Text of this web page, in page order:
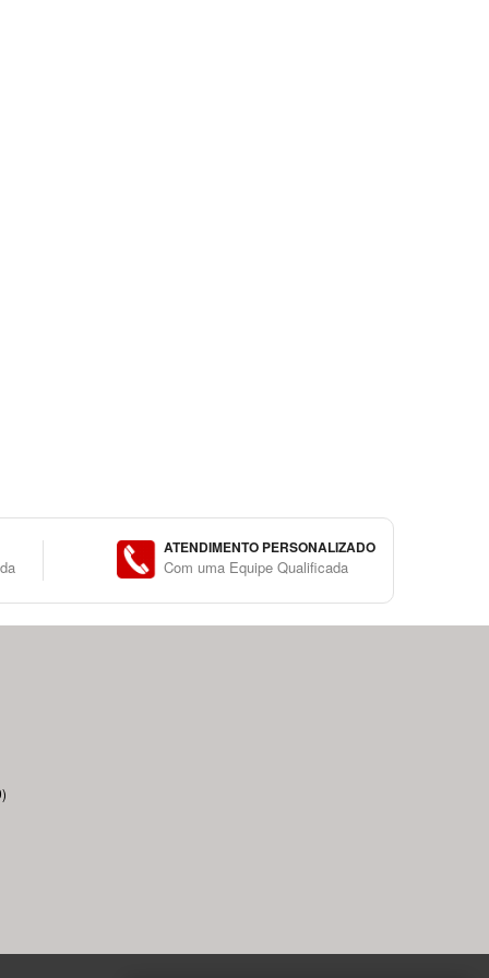
ATENDIMENTO PERSONALIZADO
Com uma Equipe Qualificada